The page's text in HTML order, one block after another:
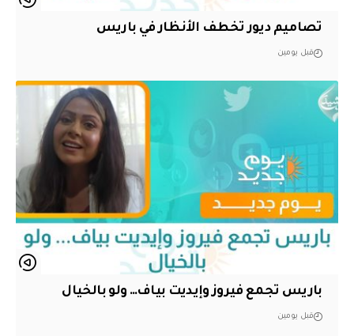
تصاميم ديور تخطف الأنظار في باريس
قبل يومين
باريس تجمع فيروز وإيديت بياف… ولو بالخيال
قبل يومين